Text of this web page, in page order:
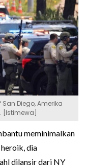
Diego, Amerika
[Istimewa]
meminimalkan
dia
dilansir dari NY